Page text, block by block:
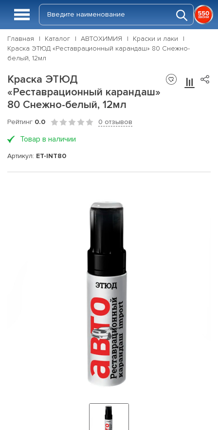
Главная Каталог АВТОХИМИЯ
Краски и лаки
Краска ЭТЮД «Реставрационный карандаш» 80 Снежно-
белый, 12мл
Краска ЭТЮД
«Реставрационный карандаш»
80 Снежно-белый, 12мл
Рейтинг 0.0 0 отзывов
Товар в наличии
Артикул: ET-INT80